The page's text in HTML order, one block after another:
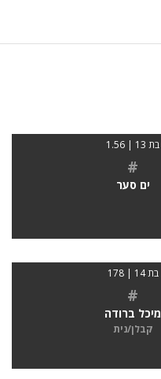
בת 13 | 1.56
#
ים סער
בת 14 | 178
#
מיכל ברודה
קבלן/נית